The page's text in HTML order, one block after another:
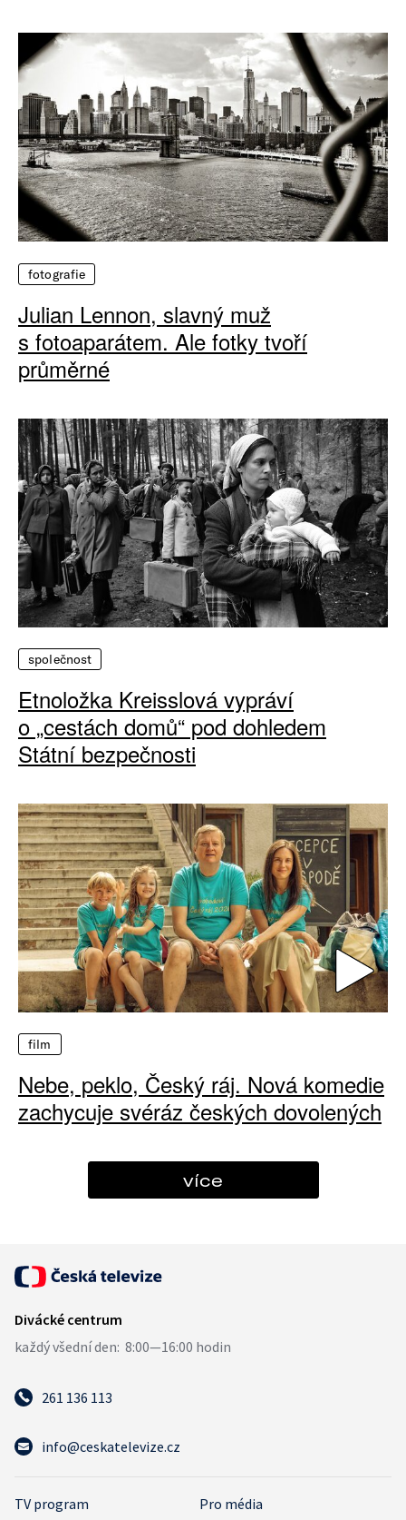
fotografie
Julian Lennon, slavný muž
s fotoaparátem. Ale fotky tvoří
průměrné
společnost
Etnoložka Kreisslová vypráví
o „cestách domů“ pod dohledem
Státní bezpečnosti
film
Nebe, peklo, Český ráj. Nová komedie
zachycuje svéráz českých dovolených
více
261 136 113
info@ceskatelevize.cz
TV program Pro média